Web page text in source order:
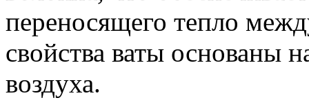
переносящего тепло
свойства ваты основаны
воздуха.